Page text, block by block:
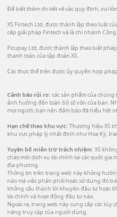
Để biết thêm chi tiết về các quy định, vui
XS Fintech Ltd, được thành lập theo luật
cấp giải pháp Fintech và là chi nhánh
Ficupay Ltd, được thành lập theo luật
thanh toán của tập đoàn XS.
Các thực thể trên được ủy quyền hợp
Cảnh báo rủi ro: các sản phẩm của chúng
ảnh hưởng đến toàn bộ số vốn của bạn.
mọi người, bạn nên đảm bảo đã hiểu hết
Hạn chế theo khu vực: Thương hiệu XS
khu vực pháp lý nhất định như Hoa Kỳ,
Tuyên bố miễn trừ trách nhiệm: XS
chào mời dịch vụ tài chính tại các quốc
địa phương.
Thông tin trên trang web này không
nào mà việc phân phối hoặc sử dụng đó
không cấu thành lời khuyên đầu tư hoặc
tài chính và hoạt động đầu tư nào.
Ngoài ra, trang web này cung cấp các tùy
năng truy cập của người dùng.